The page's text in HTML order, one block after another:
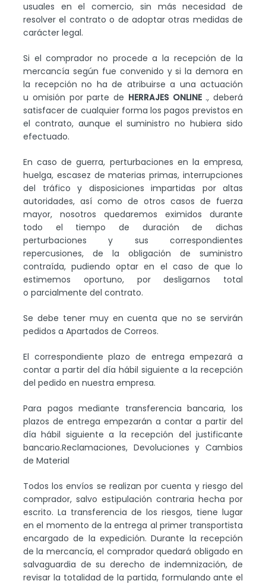
usuales en el comercio, sin más necesidad de
resolver el contrato o de adoptar otras medidas de
carácter legal.
Si el comprador no procede a la recepción de la
mercancía según fue convenido y si la demora en
la recepción no ha de atribuirse a una actuación
u omisión por parte de HERRAJES ONLINE., deberá
satisfacer de cualquier forma los pagos previstos en
el contrato, aunque el suministro no hubiera sido
efectuado.
En caso de guerra, perturbaciones en la empresa,
huelga, escasez de materias primas, interrupciones
del tráfico y disposiciones impartidas por altas
autoridades, así como de otros casos de fuerza
mayor, nosotros quedaremos eximidos durante
todo el tiempo de duración de dichas
perturbaciones y sus correspondientes
repercusiones, de la obligación de suministro
contraída, pudiendo optar en el caso de que lo
estimemos oportuno, por desligarnos total
o parcialmente del contrato.
Se debe tener muy en cuenta que no se servirán
pedidos a Apartados de Correos.
El correspondiente plazo de entrega empezará a
contar a partir del día hábil siguiente a la recepción
del pedido en nuestra empresa.
Para pagos mediante transferencia bancaria, los
plazos de entrega empezarán a contar a partir del
día hábil siguiente a la recepción del justificante
bancario.Reclamaciones, Devoluciones y Cambios
de Material
Todos los envíos se realizan por cuenta y riesgo del
comprador, salvo estipulación contraria hecha por
escrito. La transferencia de los riesgos, tiene lugar
en el momento de la entrega al primer transportista
encargado de la expedición. Durante la recepción
de la mercancía, el comprador quedará obligado en
salvaguardia de su derecho de indemnización, de
revisar la totalidad de la partida, formulando ante el